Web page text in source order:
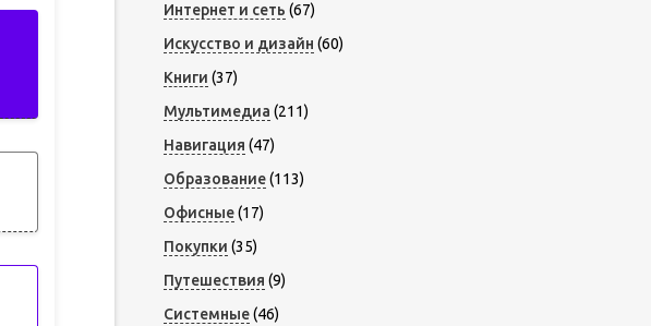
Интернет и сеть (67)
Искусство и дизайн (60)
Книги (37)
Мультимедиа (211)
Навигация (47)
Образование(113)
Офисные(17)
Покупки (35)
Путешествия (9)
Системные(46)